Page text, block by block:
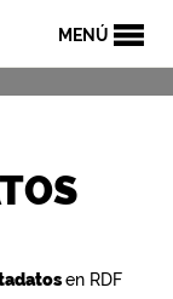
MENÚ
en RDF